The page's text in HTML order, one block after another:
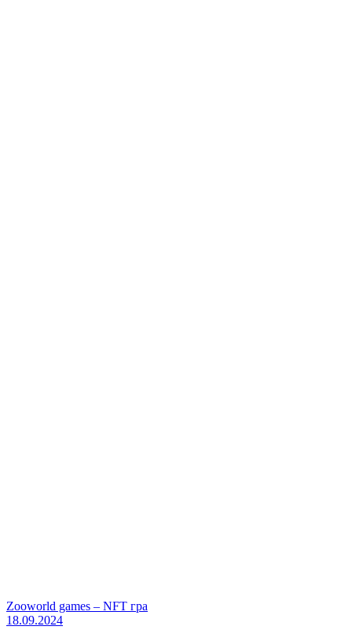
Zooworld games – NFT гра
18.09.2024